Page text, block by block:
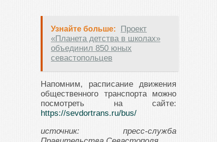
Узнайте больше:
Проект
«Планета детства в школах»
объединил 850 юных
севастопольцев
Напомним, расписание движения
общественного транспорта можно
посмотреть на сайте:
https://sevdortrans.ru/bus/
источник: пресс-служба